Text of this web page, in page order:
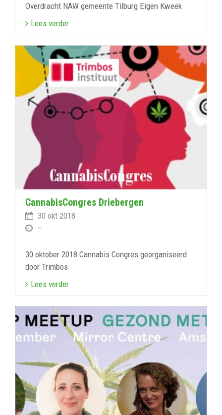
Overdracht NAW gemeente Tilburg Eigen Kweek
Lees verder
CannabisCongres Driebergen
30 okt 2018
–
30 oktober 2018 Cannabis Congres georganiseerd
door Trimbos
Lees verder